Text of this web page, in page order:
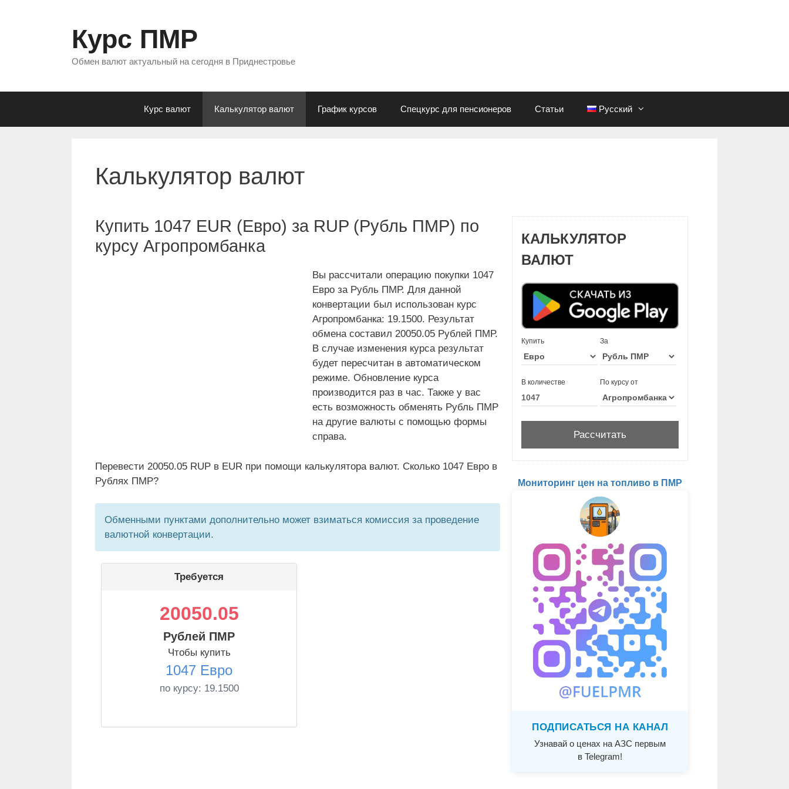
Курс ПМР
Обмен валют актуальный на сегодня в Приднестровье
Курс валют Калькулятор валют График курсов Спецкурс для пенсионеров Статьи Русский
Калькулятор валют
Купить 1047 EUR (Евро) за RUP (Рубль ПМР) по
курсу Агропромбанка
Вы рассчитали операцию покупки 1047
Евро за Рубль ПМР. Для данной
конвертации был использован курс
Агропромбанка: 19.1500. Результат
обмена составил 20050.05 Рублей ПМР.
В случае изменения курса результат
будет пересчитан в автоматическом
режиме. Обновление курса
производится раз в час. Также у вас
есть возможность обменять Рубль ПМР
на другие валюты с помощью формы
справа.
Перевести 20050.05 RUP в EUR при помощи калькулятора валют. Сколько 1047 Евро в
Рублях ПМР?
Обменными пунктами дополнительно может взиматься комиссия за проведение
валютной конвертации.
Требуется
20050.05
Рублей ПМР
Чтобы купить
1047 Евро
по курсу: 19.1500
КАЛЬКУЛЯТОР
ВАЛЮТ
Купить За
В количестве По курсу от
Мониторинг цен на топливо в ПМР
ПОДПИСАТЬСЯ НА КАНАЛ
Узнавай о ценах на АЗС первым
в Telegram!